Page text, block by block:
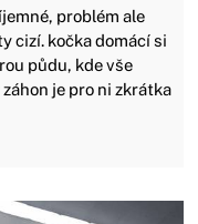
problém ale
cizí. kočka domácí si
půdu, kde vše
je pro ni zkrátka